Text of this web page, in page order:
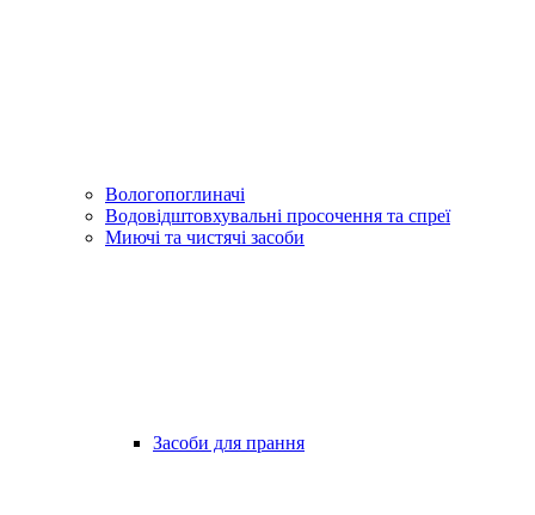
Вологопоглиначі
Водовідштовхувальні просочення та спреї
Миючі та чистячі засоби
Засоби для прання